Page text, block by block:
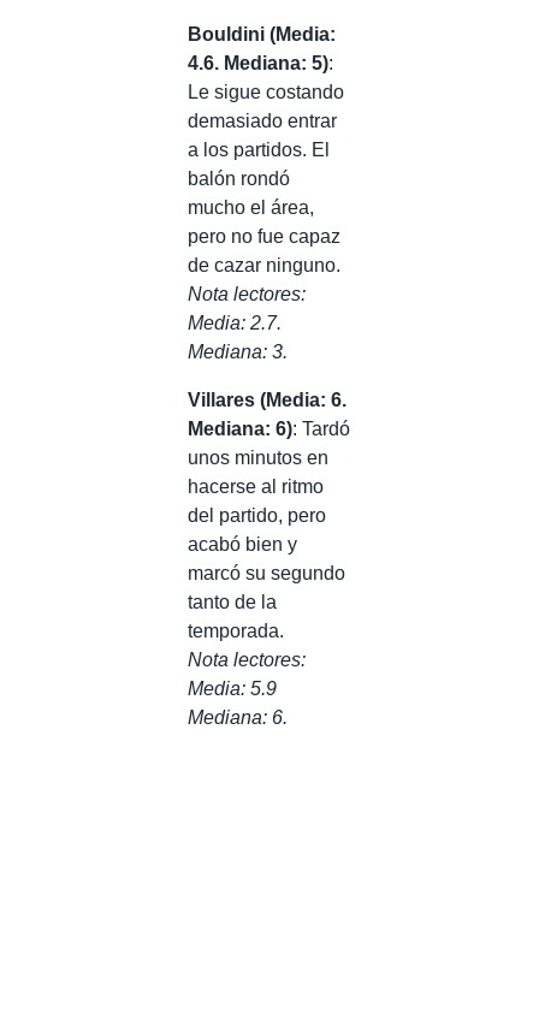
Bouldini (Media:
4.6. Mediana: 5):
Le sigue costando
demasiado entrar
a los partidos. El
balón rondó
mucho el área,
pero no fue capaz
de cazar ninguno.
Nota lectores:
Media: 2.7.
Mediana: 3.
Villares (Media: 6.
Mediana: 6): Tardó
unos minutos en
hacerse al ritmo
del partido, pero
acabó bien y
marcó su segundo
tanto de la
temporada.
Nota lectores:
Media: 5.9
Mediana: 6.